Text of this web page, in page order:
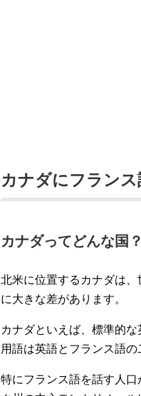
カナダにフランス
カナダってどんな国？
北米に位置するカナダは
に大きな差があります。
カナダといえば、標準的
用語は英語とフランス語の
特にフランス語を話す人